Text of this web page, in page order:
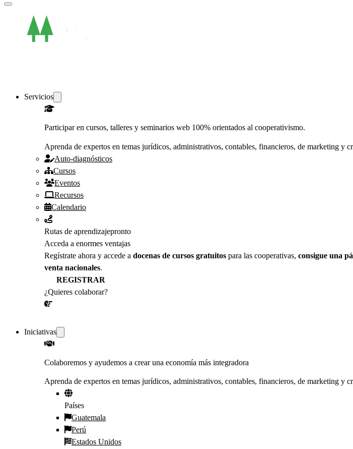
Servicios
Participar en cursos, talleres y seminarios web 100% orientados al cooperativismo.
Aprenda de expertos en temas jurídicos, administrativos, contables, financieros, de marketing y
Auto-diagnósticos
Cursos
Eventos
Recursos
Calendario
Rutas de aprendizajepronto
Acceda a enormes ventajas
Regístrate ahora y accede a docenas de cursos gratuitos para las cooperativas, consigue una
venta nacionales.
REGISTRAR
¿Quieres colaborar?
Iniciativas
Colaboremos y ayudemos a crear una economía más integradora
Aprenda de expertos en temas jurídicos, administrativos, contables, financieros, de marketing y
Países
Guatemala
Perú
Estados Unidos